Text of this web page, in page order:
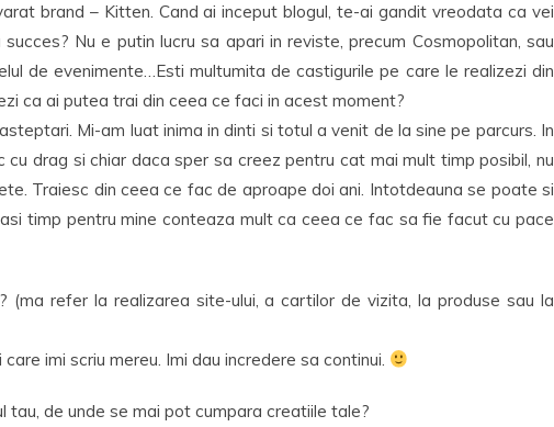
brand – Kitten. Cand ai inceput blogul, te-ai gandit vreodata ca vei
Nu e putin lucru sa apari in reviste, precum Cosmopolitan, sau
de evenimente…Esti multumita de castigurile pe care le realizezi din
ca ai putea trai din ceea ce faci in acest moment?
Mi-am luat inima in dinti si totul a venit de la sine pe parcurs. In
cu drag si chiar daca sper sa creez pentru cat mai mult timp posibil, nu
Traiesc din ceea ce fac de aproape doi ani. Intotdeauna se poate si
timp pentru mine conteaza mult ca ceea ce fac sa fie facut cu pace
(ma refer la realizarea site-ului, a cartilor de vizita, la produse sau la
imi scriu mereu. Imi dau incredere sa continui.
tau, de unde se mai pot cumpara creatiile tale?